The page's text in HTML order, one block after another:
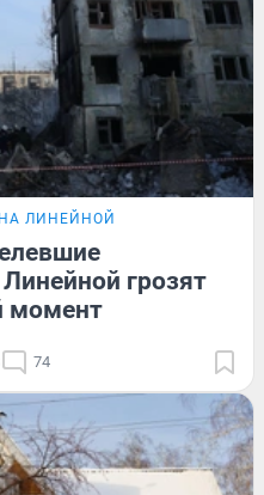
ЛИНЕЙНОЙ
грозят
момент
74